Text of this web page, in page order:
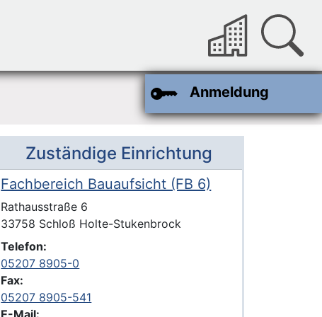
Anmeldung
Zuständige Einrichtung
Name der Einrichtung
Fachbereich Bauaufsicht (FB 6)
Anschrift der Einrichtung
Strasse und Hausnummer
Rathausstraße 6
PLZ und Ort
33758 Schloß Holte-Stukenbrock
Telefon:
05207 8905-0
Fax:
05207 8905-541
E-Mail: